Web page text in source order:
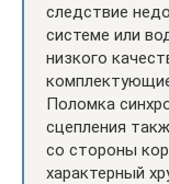
следствие
системе или
низкого
Поломка
сцепления
со стороны
характерный